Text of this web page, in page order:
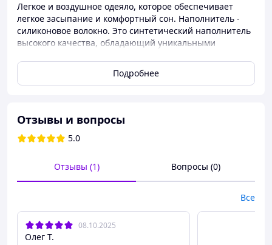
Легкое и воздушное одеяло, которое обеспечивает
легкое засыпание и комфортный сон. Наполнитель -
силиконовое волокно. Это синтетический наполнитель
высокого качества, обладающий уникальными
волокна не впитывают запахи и не вызывают
аллергических реакций. В силиконовом волокне НЕ
Он долго держит тепло, после стирки не меняет форму
и не становится тоньше. Чехол выполнен из 100%
микрофибры
Подробнее
Отзывы и вопросы
5.0
Отзывы (1) Вопросы (0)
Все
08.10.2025
Олег Т.